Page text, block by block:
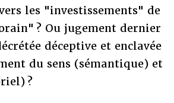
les "investissements" de
? Ou jugement dernier
déceptive et enclavée
du sens (sémantique) et
?